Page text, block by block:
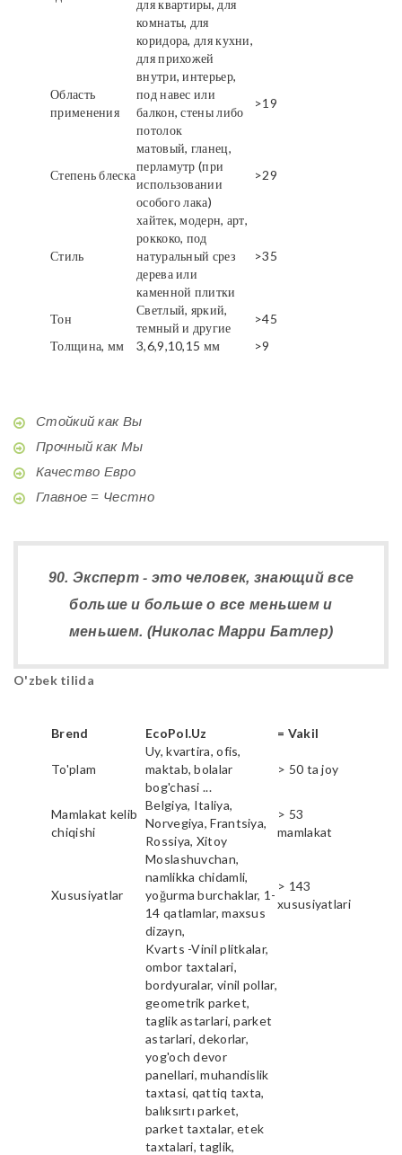
для квартиры, для
комнаты, для
коридора, для кухни,
для прихожей
Область
применения
внутри, интерьер,
под навес или
балкон, стены либо
потолок
>19
Степень блеска
матовый, гланец,
перламутр (при
использовании
особого лака)
>29
Стиль
хайтек, модерн, арт,
роккоко, под
натуральный срез
дерева или
каменной плитки
>35
Тон
Светлый, яркий,
темный и другие
>45
Толщина, мм
3,6,9,10,15 мм >9
Стойкий как Вы
Прочный как Мы
Качество Евро
Главное = Честно
90. Эксперт - это человек, знающий все
больше и больше о все меньшем и
меньшем. (Николас Марри Батлер)
O'zbek tilida
Brend EcoPol.Uz = Vakil
To'plam
Uy, kvartira, ofis,
maktab, bolalar
bog'chasi ...
> 50 ta joy
Mamlakat kelib
chiqishi
Belgiya, Italiya,
Norvegiya, Frantsiya,
Rossiya, Xitoy
> 53
mamlakat
Xususiyatlar
Moslashuvchan,
namlikka chidamli,
yoğurma burchaklar, 1-
14 qatlamlar, maxsus
dizayn,
> 143
xususiyatlari
Kvarts -Vinil plitkalar,
ombor taxtalari,
bordyuralar, vinil pollar,
geometrik parket,
taglik astarlari, parket
astarlari, dekorlar,
yog'och devor
panellari, muhandislik
taxtasi, qattiq taxta,
balıksırtı parket,
parket taxtalar, etek
taxtalari, taglik,